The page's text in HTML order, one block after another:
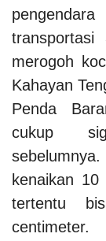
merogoh
Kahayan
Penda
cukup
kenaikan
tertentu
centimeter.